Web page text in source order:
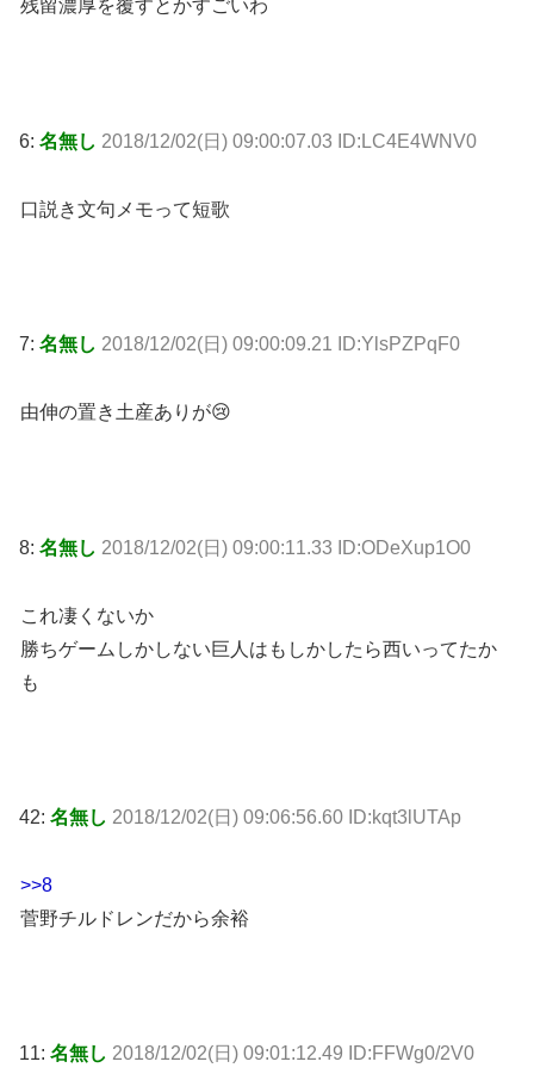
残留濃厚を覆すとかすごいわ
6: 名無し 2018/12/02(日) 09:00:07.03 ID:LC4E4WNV0
口説き文句メモって短歌
7: 名無し 2018/12/02(日) 09:00:09.21 ID:YlsPZPqF0
由伸の置き土産ありが😢
8: 名無し 2018/12/02(日) 09:00:11.33 ID:ODeXup1O0
これ凄くないか
勝ちゲームしかしない巨人はもしかしたら西いってたか
も
42: 名無し 2018/12/02(日) 09:06:56.60 ID:kqt3lUTAp
>>8
菅野チルドレンだから余裕
11: 名無し 2018/12/02(日) 09:01:12.49 ID:FFWg0/2V0